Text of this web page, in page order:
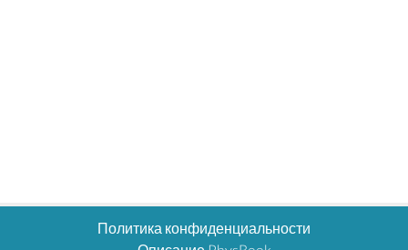
Политика конфиденциальности